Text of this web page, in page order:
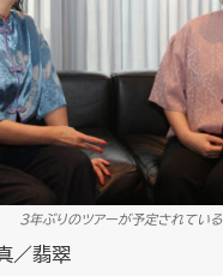
３年ぶりのツアーが予定されている
／翡翠